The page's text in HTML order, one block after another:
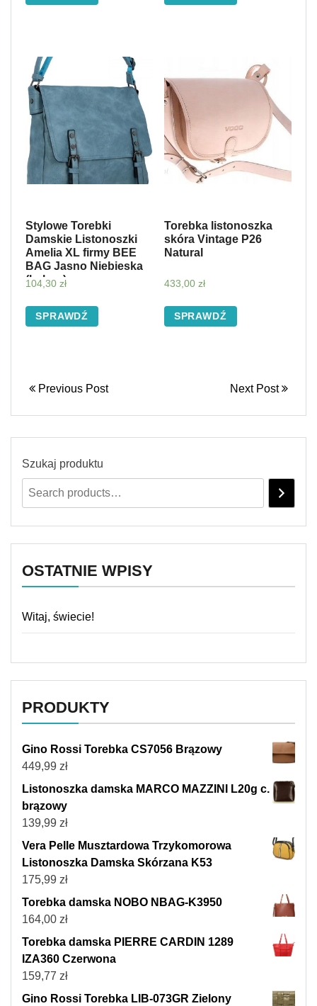
Stylowe Torebki
Damskie Listonoszki
Amelia XL firmy BEE
BAG Jasno Niebieska
(kolory)
104,30 zł
SPRAWDŹ
Torebka listonoszka
skóra Vintage P26
Natural
433,00 zł
SPRAWDŹ
Previous Post Next Post
Szukaj produktu
OSTATNIE WPISY
Witaj, świecie!
PRODUKTY
Gino Rossi Torebka CS7056 Brązowy
449,99 zł
Listonoszka damska MARCO MAZZINI L20g c.
brązowy
139,99 zł
Vera Pelle Musztardowa Trzykomorowa
Listonoszka Damska Skórzana K53
175,99 zł
Torebka damska NOBO NBAG-K3950
164,00 zł
Torebka damska PIERRE CARDIN 1289
IZA360 Czerwona
159,77 zł
Gino Rossi Torebka LIB-073GR Zielony